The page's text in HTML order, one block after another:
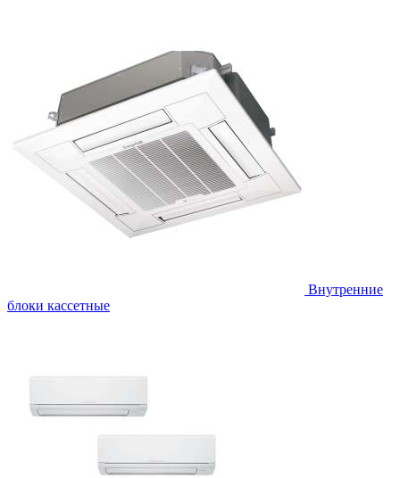
Внутренние
блоки кассетные